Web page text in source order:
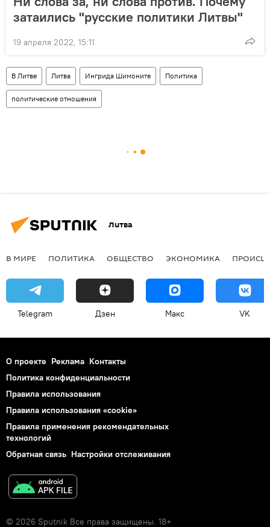
затаились "русские политики Литвы"
19 апреля 2022, 15:11
В Литве Литва Ингрида Шимоните Политика
политические отношения
Литва
В МИРЕ ПОЛИТИКА ОБЩЕСТВО ЭКОНОМИКА
Telegram Дзен Макс VK
О проекте Реклама Контакты
Политика конфиденциальности
Правила использования
Правила использования «cookie»
Правила применения рекомендательных
технологий
Обратная связь Настройки отслеживания
© 2026 Sputnik Все права защищены. 18+